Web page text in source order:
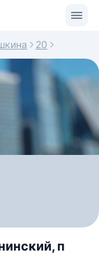
20
п